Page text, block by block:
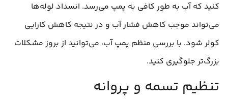
کنید که آب به طور کافی به پمپ می‌رسد. انسداد لوله‌ها
می‌تواند موجب کاهش فشار آب و در نتیجه کاهش کارایی
کولر شود. با بررسی منظم پمپ آب، می‌توانید از بروز مشکلات
بزرگ‌تر جلوگیری کنید.
تنظیم تسمه و پروانه